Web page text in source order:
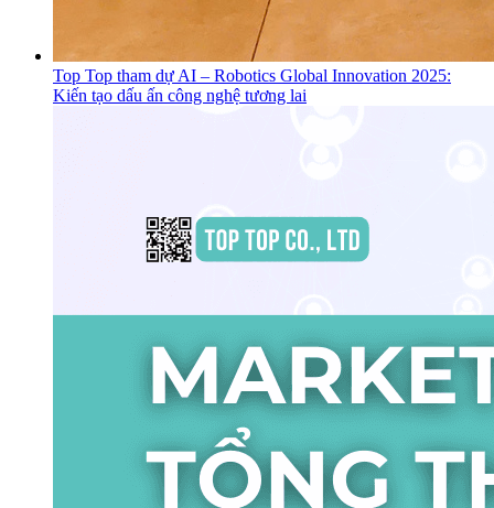
Top Top tham dự AI – Robotics Global Innovation 2025:
Kiến tạo dấu ấn công nghệ tương lai